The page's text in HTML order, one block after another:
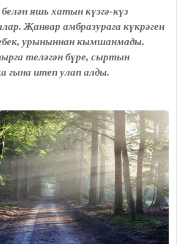
белән яшь хатын күзгә-күз
Җанвар амбразурага күкрәген
урыныннан кымшанмады.
теләгән бүре, сыртын
гына итеп улап алды.